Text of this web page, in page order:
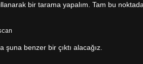
bir tarama yapalım. Tam bu
şuna benzer bir çıktı alacağız.